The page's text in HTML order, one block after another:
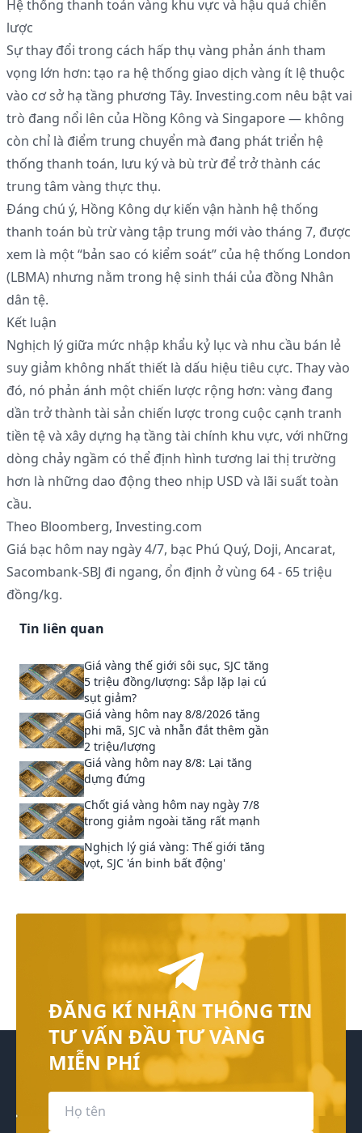
Hệ thống thanh toán vàng khu vực và hậu quả chiến
lược
Sự thay đổi trong cách hấp thụ vàng phản ánh tham
vọng lớn hơn: tạo ra hệ thống giao dịch vàng ít lệ thuộc
vào cơ sở hạ tầng phương Tây. Investing.com nêu bật vai
trò đang nổi lên của Hồng Kông và Singapore — không
còn chỉ là điểm trung chuyển mà đang phát triển hệ
thống thanh toán, lưu ký và bù trừ để trở thành các
trung tâm vàng thực thụ.
Đáng chú ý, Hồng Kông dự kiến vận hành hệ thống
thanh toán bù trừ vàng tập trung mới vào tháng 7, được
xem là một “bản sao có kiểm soát” của hệ thống London
(LBMA) nhưng nằm trong hệ sinh thái của đồng Nhân
dân tệ.
Kết luận
Nghịch lý giữa mức nhập khẩu kỷ lục và nhu cầu bán lẻ
suy giảm không nhất thiết là dấu hiệu tiêu cực. Thay vào
đó, nó phản ánh một chiến lược rộng hơn: vàng đang
dần trở thành tài sản chiến lược trong cuộc cạnh tranh
tiền tệ và xây dựng hạ tầng tài chính khu vực, với những
dòng chảy ngầm có thể định hình tương lai thị trường
hơn là những dao động theo nhịp USD và lãi suất toàn
cầu.
Theo Bloomberg, Investing.com
Giá bạc hôm nay ngày 4/7, bạc Phú Quý, Doji, Ancarat,
Sacombank-SBJ đi ngang, ổn định ở vùng 64 - 65 triệu
đồng/kg.
Tin liên quan
Giá vàng thế giới sôi sục, SJC tăng
5 triệu đồng/lượng: Sắp lặp lại cú
sụt giảm?
Giá vàng hôm nay 8/8/2026 tăng
phi mã, SJC và nhẫn đắt thêm gần
2 triệu/lượng
Giá vàng hôm nay 8/8: Lại tăng
dựng đứng
Chốt giá vàng hôm nay ngày 7/8
trong giảm ngoài tăng rất mạnh
Nghịch lý giá vàng: Thế giới tăng
vọt, SJC 'án binh bất động'
ĐĂNG KÍ NHẬN THÔNG TIN
TƯ VẤN ĐẦU TƯ VÀNG
MIỄN PHÍ